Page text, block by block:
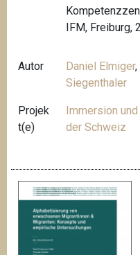
IFM, Freiburg,
Autor Daniel Elmiger,
Siegenthaler
Projek
t(e)
Immersion
der Schweiz